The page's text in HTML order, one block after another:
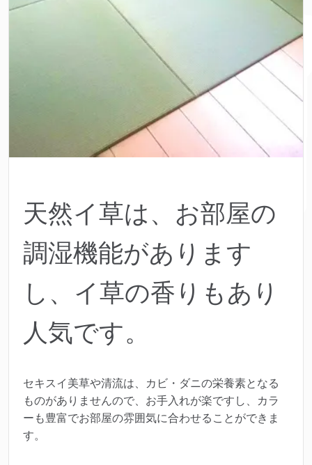
天然イ草は、お部屋の
調湿機能があります
し、イ草の香りもあり
人気です。
セキスイ美草や清流は、カビ・ダニの栄養素となる
ものがありませんので、お手入れが楽ですし、カラ
ーも豊富でお部屋の雰囲気に合わせることができま
す。